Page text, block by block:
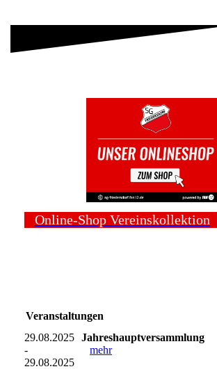
Online-Shop Vereinskollektion
Veranstaltungen
29.08.2025
-
29.08.2025
Jahreshauptversammlung
mehr